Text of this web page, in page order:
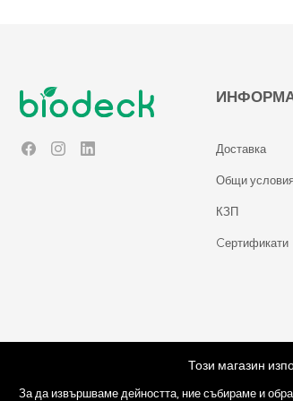
FacebookInstagram Доставка
Общи
КЗП
Cертификати
Този магазин
За да извършваме дейността, ние събираме и
© Copyright 2026 Biodeck. All rights reserved.